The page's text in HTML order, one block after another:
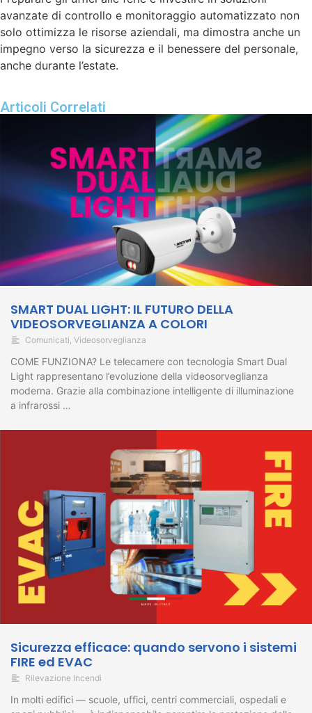
avanzate di controllo e monitoraggio automatizzato non
solo ottimizza le risorse aziendali, ma dimostra anche un
impegno verso la sicurezza e il benessere del personale,
anche durante l’estate.
Articoli Correlati
SMART DUAL LIGHT: IL FUTURO DELLA
VIDEOSORVEGLIANZA A COLORI
Comunicati Videosorveglianza
COME FUNZIONA? Le telecamere con tecnologia Smart Dual
Light rappresentano l’evoluzione della videosorveglianza
moderna. Grazie alla combinazione intelligente di illuminazione
a infrarossi …
Sicurezza efficace: quando servono i sistemi
FIRE ed EVAC
Rilevazione Incendi
In molti edifici — scuole, uffici, centri commerciali, ospedali e